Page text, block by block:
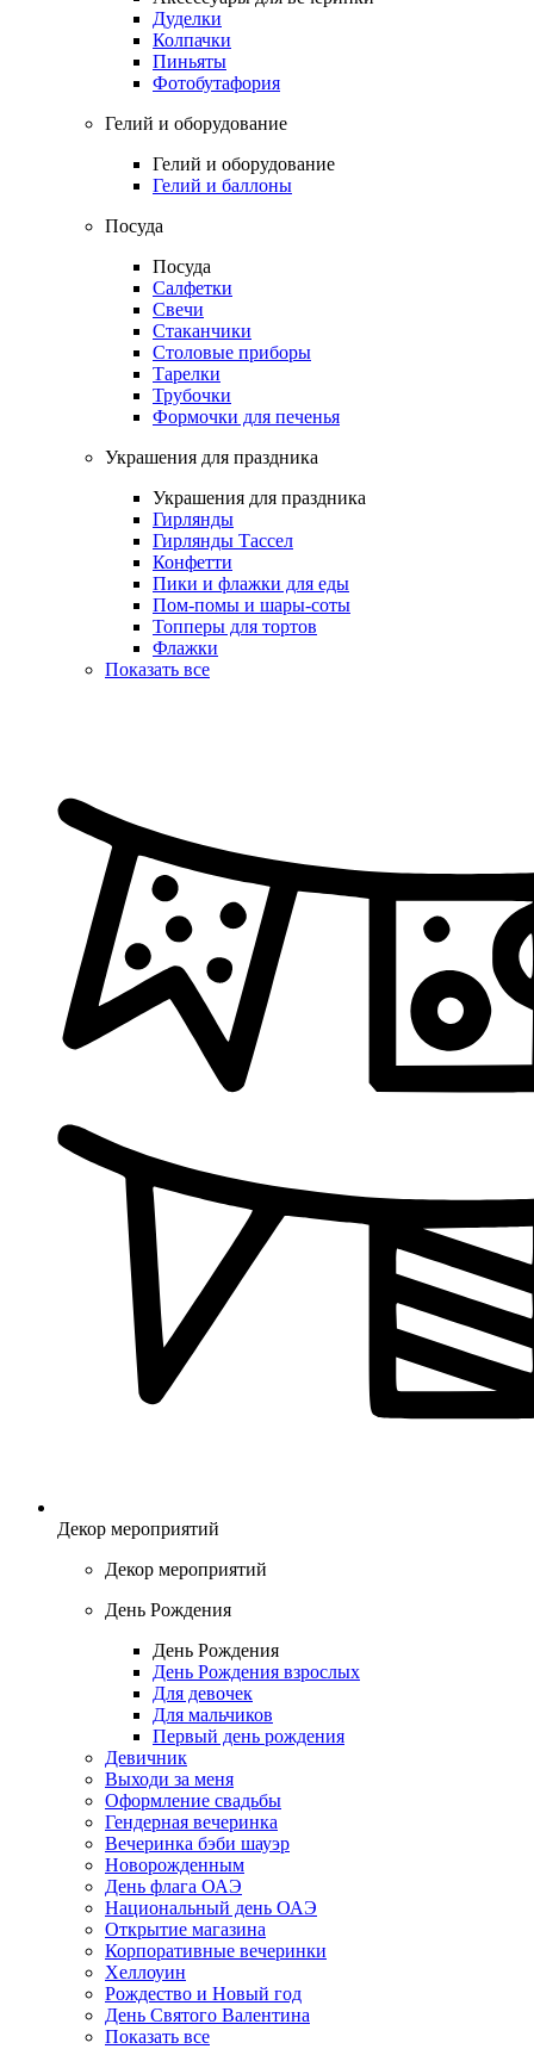
Дуделки
Колпачки
Пиньяты
Фотобутафория
Гелий и оборудование
Гелий и оборудование
Гелий и баллоны
Посуда
Посуда
Салфетки
Свечи
Стаканчики
Столовые приборы
Тарелки
Трубочки
Формочки для печенья
Украшения для праздника
Украшения для праздника
Гирлянды
Гирлянды Тассел
Конфетти
Пики и флажки для еды
Пом-помы и шары-соты
Топперы для тортов
Флажки
Показать все
Декор мероприятий
Декор мероприятий
День Рождения
День Рождения
День Рождения взрослых
Для девочек
Для мальчиков
Первый день рождения
Девичник
Выходи за меня
Оформление свадьбы
Гендерная вечеринка
Вечеринка бэби шауэр
Новорожденным
День флага ОАЭ
Национальный день ОАЭ
Открытие магазина
Корпоративные вечеринки
Хеллоуин
Рождество и Новый год
День Святого Валентина
Показать все